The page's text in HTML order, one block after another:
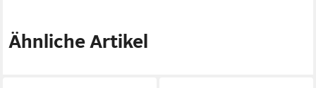
Ähnliche Artikel